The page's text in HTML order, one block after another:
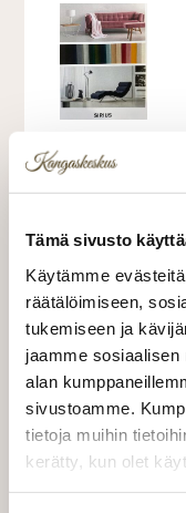
Tämä sivusto
Käytämme
räätälöimiseen,
tukemiseen ja
jaamme
alan
sivustoamme.
tietoja muihin
kerätty, kun olet
Kankaan
Martindalea
Sileä,
Paino 476gr/
Varastossa
tilattavat värit
37,00 €